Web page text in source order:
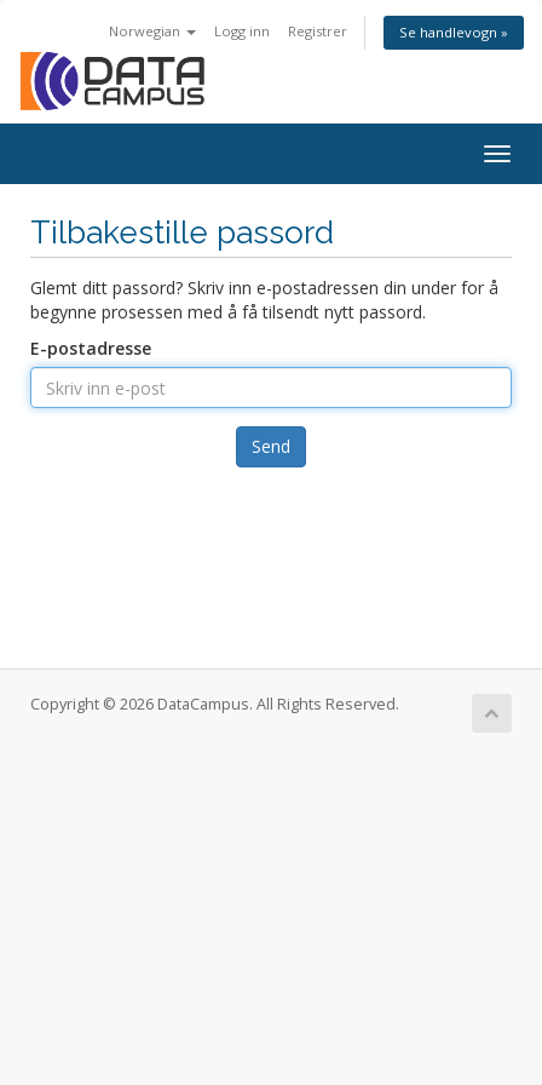
Norwegian Logg inn Registrer Se handlevogn »
Tilbakestille passord
Glemt ditt passord? Skriv inn e-postadressen din under for å
begynne prosessen med å få tilsendt nytt passord.
E-postadresse
Send
Copyright © 2026 DataCampus. All Rights Reserved.